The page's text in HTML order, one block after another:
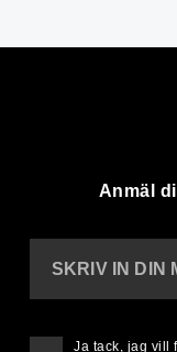
Anmäl
SKRIV IN DIN
Ja tack, jag vill